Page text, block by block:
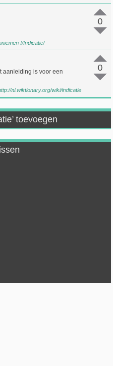
0
I/Indicatie/
0
aanleiding is voor een
nl.wiktionary.org/wiki/indicatie
toevoegen